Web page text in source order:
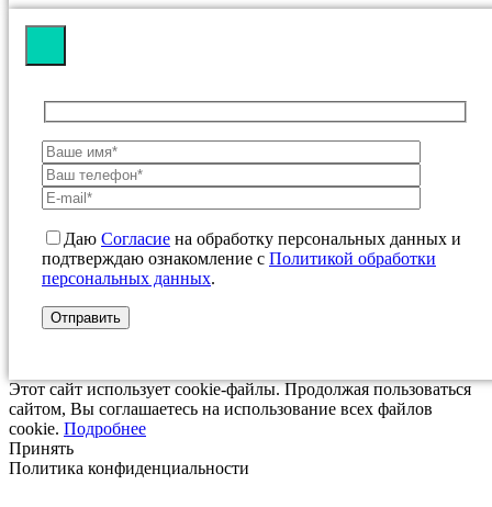
Даю Согласие на обработку персональных данных и
подтверждаю ознакомление с Политикой обработки
персональных данных.
Этот сайт использует cookie-файлы. Продолжая пользоваться
сайтом, Вы соглашаетесь на использование всех файлов
cookie. Подробнее
Принять
Политика конфиденциальности